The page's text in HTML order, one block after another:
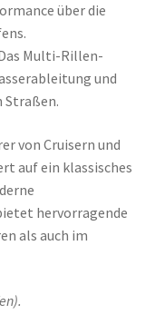
über die
Multi-Rillen-
und
Straßen.
von Cruisern und
auf ein klassisches
hervorragende
als auch im